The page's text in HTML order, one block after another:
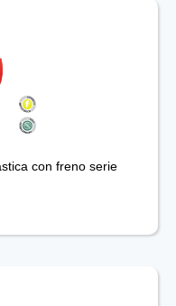
con freno serie